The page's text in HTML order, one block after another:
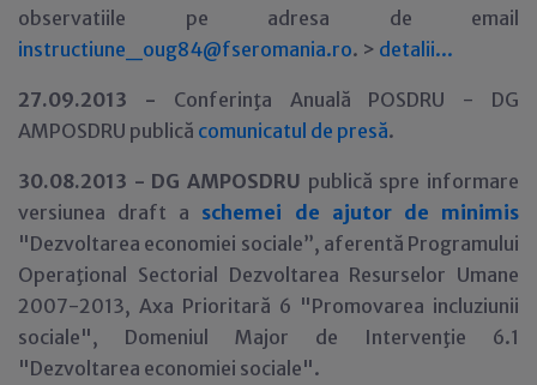
observatiile pe adresa de email
instructiune_oug84@fseromania.ro. > detalii...
27.09.2013 - Conferinţa Anuală POSDRU - DG
AMPOSDRU publică comunicatul de presă.
30.08.2013 - DG AMPOSDRU publică spre informare
versiunea draft a schemei de ajutor de minimis
"Dezvoltarea economiei sociale”, aferentă Programului
Operaţional Sectorial Dezvoltarea Resurselor Umane
2007-2013, Axa Prioritară 6 "Promovarea incluziunii
sociale", Domeniul Major de Intervenţie 6.1
"Dezvoltarea economiei sociale".